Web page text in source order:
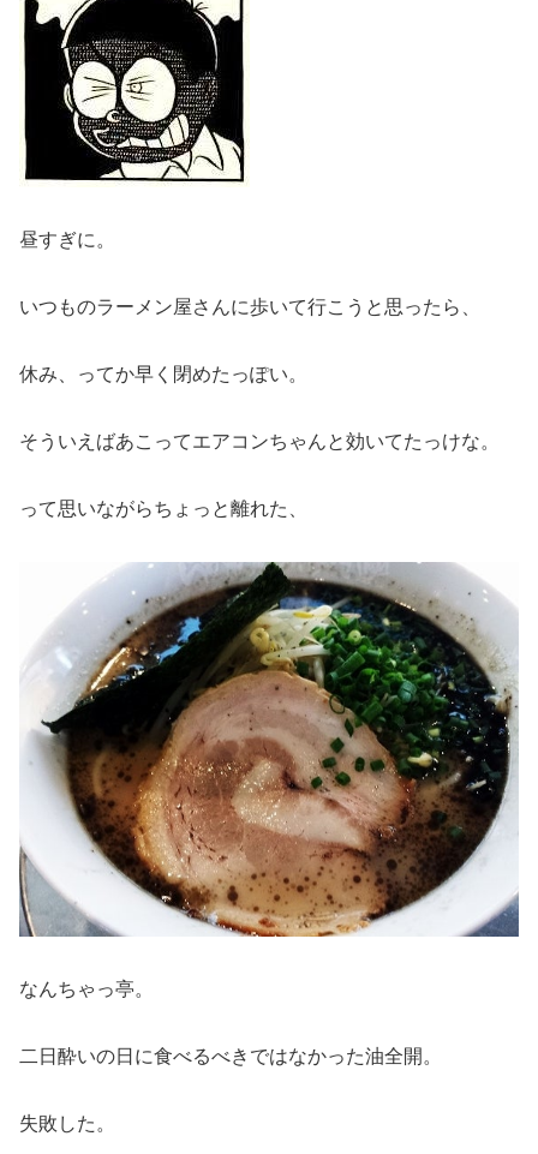
昼すぎに。
いつものラーメン屋さんに歩いて行こうと思ったら、
休み、ってか早く閉めたっぽい。
そういえばあこってエアコンちゃんと効いてたっけな。
って思いながらちょっと離れた、
なんちゃっ亭。
二日酔いの日に食べるべきではなかった油全開。
失敗した。